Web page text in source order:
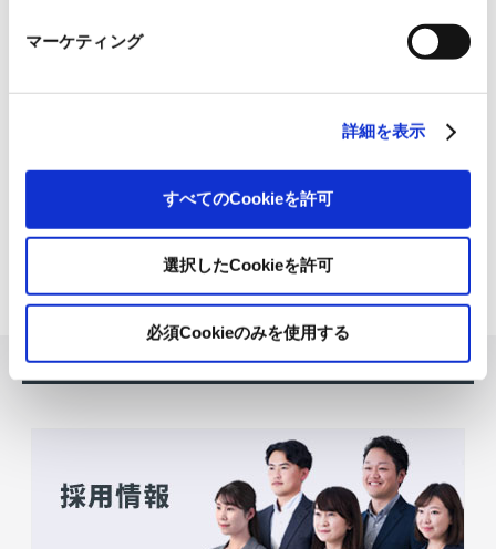
マーケティング
詳細を表示
すべてのCookieを許可
選択したCookieを許可
必須Cookieのみを使用する
使用済み化粧品容器をネームプ
化粧品・健康食品メーカーの株式会社ファンケル（以下、「ファ
「周南 蚤の市2026 ×周南本屋通
日本紙パルプ商事は、2026年5月30日および31日に山口県...